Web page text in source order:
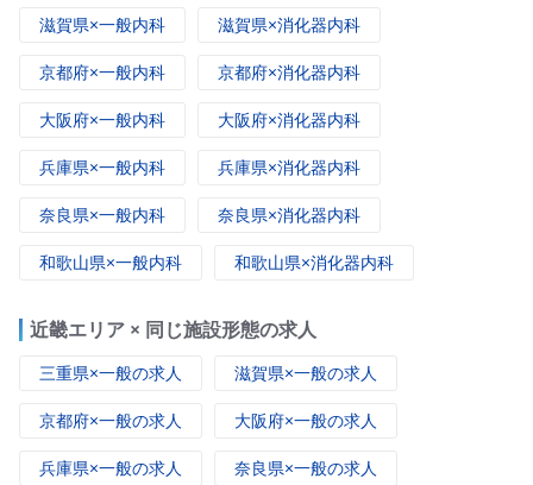
滋賀県×一般内科 滋賀県×消化器内科
京都府×一般内科 京都府×消化器内科
大阪府×一般内科 大阪府×消化器内科
兵庫県×一般内科 兵庫県×消化器内科
奈良県×一般内科 奈良県×消化器内科
和歌山県×一般内科 和歌山県×消化器内科
近畿エリア × 同じ施設形態の求人
三重県×一般の求人 滋賀県×一般の求人
京都府×一般の求人 大阪府×一般の求人
兵庫県×一般の求人 奈良県×一般の求人